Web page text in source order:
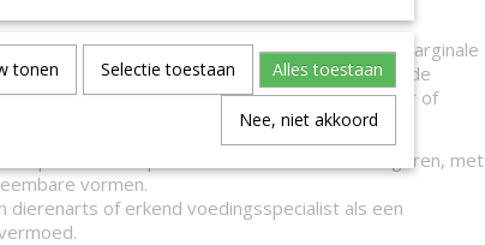
in het VK bevatten weinig of slechts marginale
Suppletie kan nodig zijn als uit analyse blijkt dat de
zijn, of als er veel koperantagonisten zoals ijzer of
die de opname van koper kunnen belemmeren.
helpt om een kopertekort in het dieet te corrigeren, met
vormen.
dierenarts of erkend voedingsspecialist als een
tonen Selectie toestaan Alles toestaan
Nee, niet akkoord